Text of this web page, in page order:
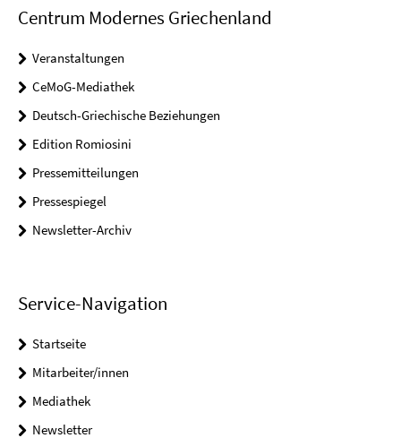
Centrum Modernes Griechenland
Veranstaltungen
CeMoG-Mediathek
Deutsch-Griechische Beziehungen
Edition Romiosini
Pressemitteilungen
Pressespiegel
Newsletter-Archiv
Service-Navigation
Startseite
Mitarbeiter/innen
Mediathek
Newsletter